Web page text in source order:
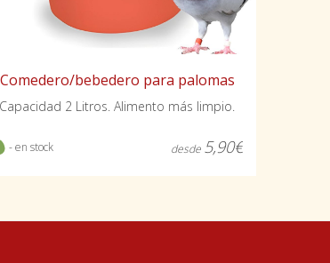
Comedero/bebedero para palomas
Capacidad 2 Litros. Alimento más limpio.
- en stock desde 5,90€